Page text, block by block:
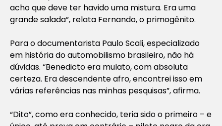
acho que deve ter havido uma mistura. Era uma
grande salada”, relata Fernando, o primogênito.
Para o documentarista Paulo Scali, especializado
em história do automobilismo brasileiro, não há
dúvidas. “Benedicto era mulato, com absoluta
certeza. Era descendente afro, encontrei isso em
várias referências nas minhas pesquisas”, afirma.
“Dito”, como era conhecido, teria sido o primeiro – e